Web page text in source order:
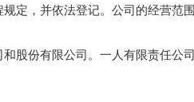
定，并依法登记。公司的经营范
股份有限公司。一人有限责任